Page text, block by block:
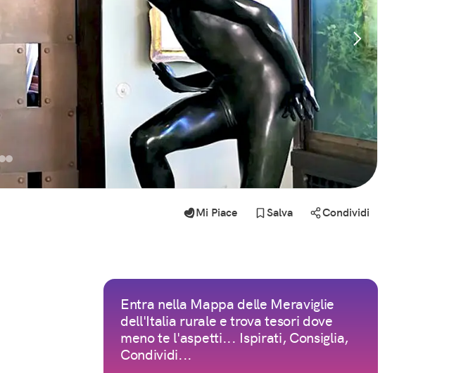
Mi Piace Salva Condividi
Entra nella Mappa delle Meraviglie
dell'Italia rurale e trova tesori dove
meno te l'aspetti... Ispirati, Consiglia,
Condividi...